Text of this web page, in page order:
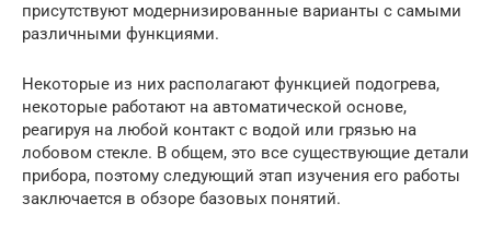
присутствуют модернизированные варианты с самыми
различными функциями.
Некоторые из них располагают функцией подогрева,
некоторые работают на автоматической основе,
реагируя на любой контакт с водой или грязью на
лобовом стекле. В общем, это все существующие детали
прибора, поэтому следующий этап изучения его работы
заключается в обзоре базовых понятий.